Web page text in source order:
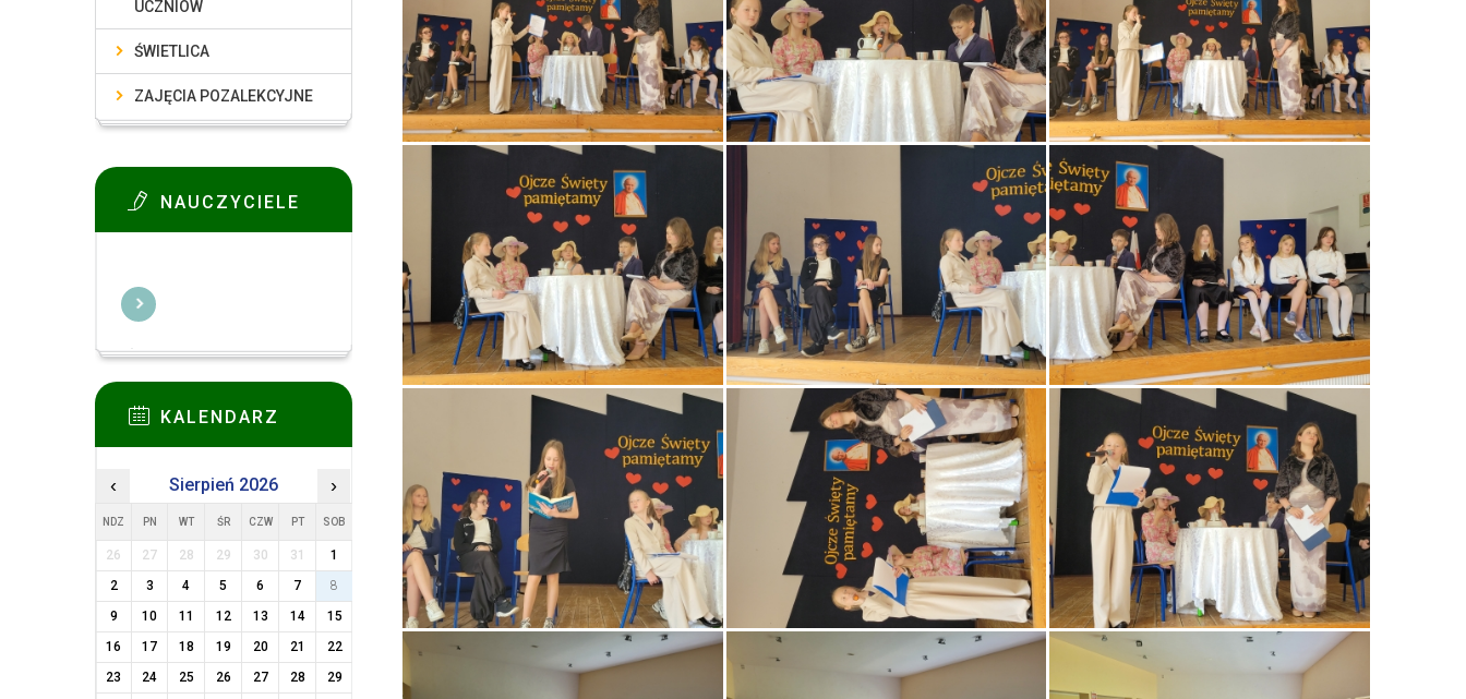
UCZNIÓW
ŚWIETLICA
ZAJĘCIA POZALEKCYJNE
NAUCZYCIELE
KALENDARZ
‹ Sierpień 2026 ›
NDZ PN WT ŚR CZW PT SOB
26 27 28 29 30 31
1
2
3 4 5 6 7
8
9
10 11 12 13 14
15
16
17 18 19 20 21
22
23
24 25 26 27 28
29